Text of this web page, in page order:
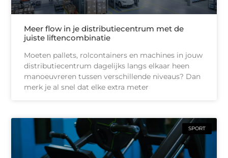
Meer flow in je distributiecentrum met de
juiste liftencombinatie
Moeten pallets, rolcontainers en machines in jouw
distributiecentrum dagelijks langs elkaar heen
manoeuvreren tussen verschillende niveaus? Dan
merk je al snel dat elke extra meter
SPORT